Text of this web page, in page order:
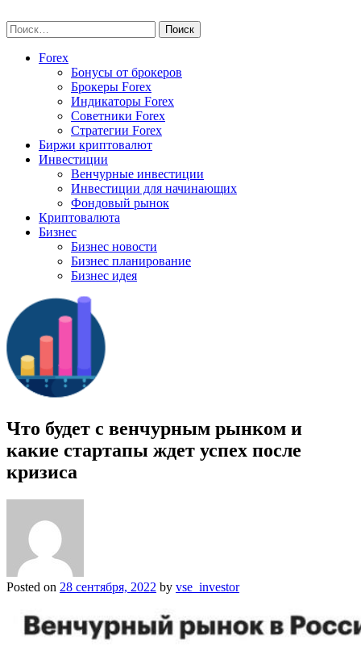
to
content
Найти:
Forex
Бонусы от брокеров
Брокеры Forex
Индикаторы Forex
Советники Forex
Стратегии Forex
Биржи криптовалют
Инвестиции
Венчурные инвестиции
Инвестиции для начинающих
Фондовый рынок
Криптовалюта
Бизнес
Бизнес новости
Бизнес планирование
Бизнес идея
Что будет с венчурным рынком и
какие стартапы ждет успех после
кризиса
Posted on 28 сентября, 2022 by vse_investor